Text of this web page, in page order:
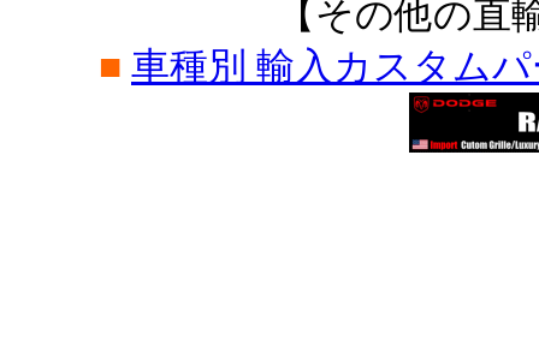
【その他の直
■ 車種別 輸入カスタム